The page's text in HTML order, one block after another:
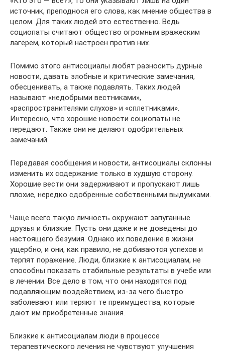
источник, преподнося его слова, как мнение общества в
целом. Для таких людей это естественно. Ведь
социопаты считают общество огромным вражеским
лагерем, который настроен против них.
Помимо этого антисоциалы любят разносить дурные
новости, давать злобные и критические замечания,
обесценивать, а также подавлять. Таких людей
называют «недобрыми вестниками»,
«распространителями слухов» и «сплетниками».
Интересно, что хорошие новости социопаты не
передают. Также они не делают одобрительных
замечаний.
Передавая сообщения и новости, антисоциалы склонны
изменить их содержание только в худшую сторону.
Хорошие вести они задерживают и пропускают лишь
плохие, нередко сдобренные собственными выдумками.
Чаще всего такую личность окружают запуганные
друзья и близкие. Пусть они даже и не доведены до
настоящего безумия. Однако их поведение в жизни
ущербно, и они, как правило, не добиваются успехов и
терпят поражение. Люди, близкие к антисоциалам, не
способны показать стабильные результаты в учебе или
в лечении. Все дело в том, что они находятся под
подавляющим воздействием, из-за чего быстро
заболевают или теряют те преимущества, которые
дают им приобретенные знания.
Близкие к антисоциалам люди в процессе
терапевтического лечения не чувствуют улучшения